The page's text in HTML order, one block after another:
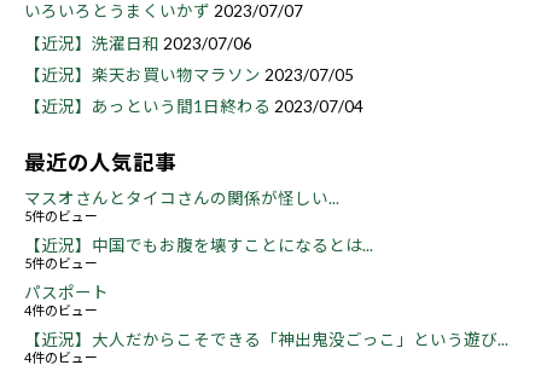
いろいろとうまくいかず 2023/07/07
【近況】洗濯日和 2023/07/06
【近況】楽天お買い物マラソン 2023/07/05
【近況】あっという間1日終わる 2023/07/04
最近の人気記事
マスオさんとタイコさんの関係が怪しい...
5件のビュー
【近況】中国でもお腹を壊すことになるとは...
5件のビュー
パスポート
4件のビュー
【近況】大人だからこそできる「神出鬼没ごっこ」という遊び...
4件のビュー